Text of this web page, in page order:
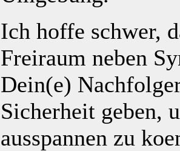
Ich hoffe schwer,
Freiraum neben
Dein(e)
Sicherheit geben,
ausspannen zu